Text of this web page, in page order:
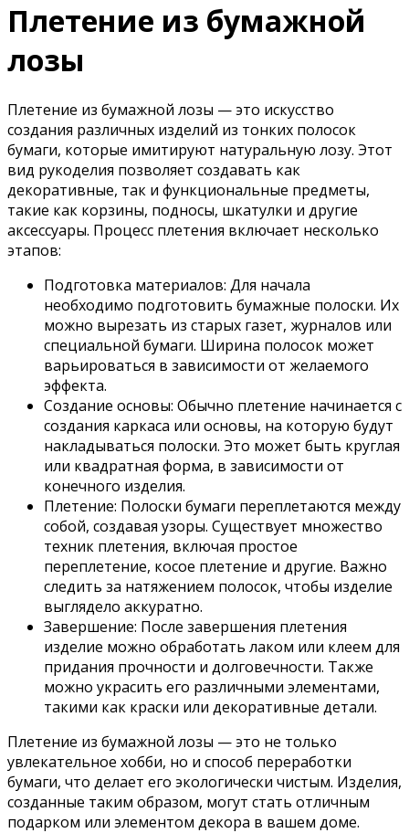
Плетение из бумажной
лозы
Плетение из бумажной лозы — это искусство
создания различных изделий из тонких полосок
бумаги, которые имитируют натуральную лозу. Этот
вид рукоделия позволяет создавать как
декоративные, так и функциональные предметы,
такие как корзины, подносы, шкатулки и другие
аксессуары. Процесс плетения включает несколько
этапов:
Подготовка материалов: Для начала
необходимо подготовить бумажные полоски. Их
можно вырезать из старых газет, журналов или
специальной бумаги. Ширина полосок может
варьироваться в зависимости от желаемого
эффекта.
Создание основы: Обычно плетение начинается с
создания каркаса или основы, на которую будут
накладываться полоски. Это может быть круглая
или квадратная форма, в зависимости от
конечного изделия.
Плетение: Полоски бумаги переплетаются между
собой, создавая узоры. Существует множество
техник плетения, включая простое
переплетение, косое плетение и другие. Важно
следить за натяжением полосок, чтобы изделие
выглядело аккуратно.
Завершение: После завершения плетения
изделие можно обработать лаком или клеем для
придания прочности и долговечности. Также
можно украсить его различными элементами,
такими как краски или декоративные детали.
Плетение из бумажной лозы — это не только
увлекательное хобби, но и способ переработки
бумаги, что делает его экологически чистым. Изделия,
созданные таким образом, могут стать отличным
подарком или элементом декора в вашем доме.